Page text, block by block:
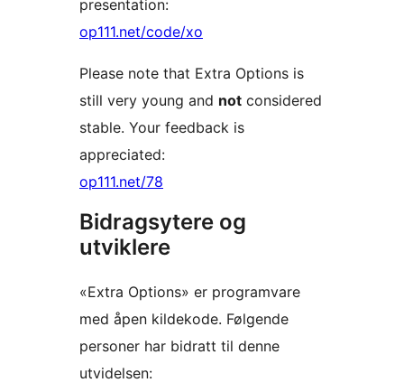
presentation:
op111.net/code/xo
Please note that Extra Options is
still very young and not considered
stable. Your feedback is
appreciated:
op111.net/78
Bidragsytere og
utviklere
«Extra Options» er programvare
med åpen kildekode. Følgende
personer har bidratt til denne
utvidelsen: